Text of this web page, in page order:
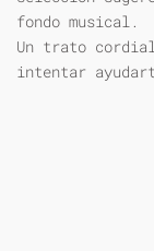
fondo musical.
Un trato
intentar